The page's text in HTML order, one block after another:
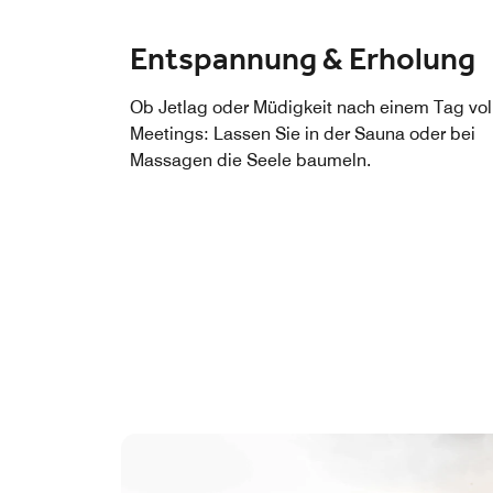
Entspannung & Erholung
Ob Jetlag oder Müdigkeit nach einem Tag
Meetings: Lassen Sie in der Sauna oder bei
Massagen die Seele baumeln.